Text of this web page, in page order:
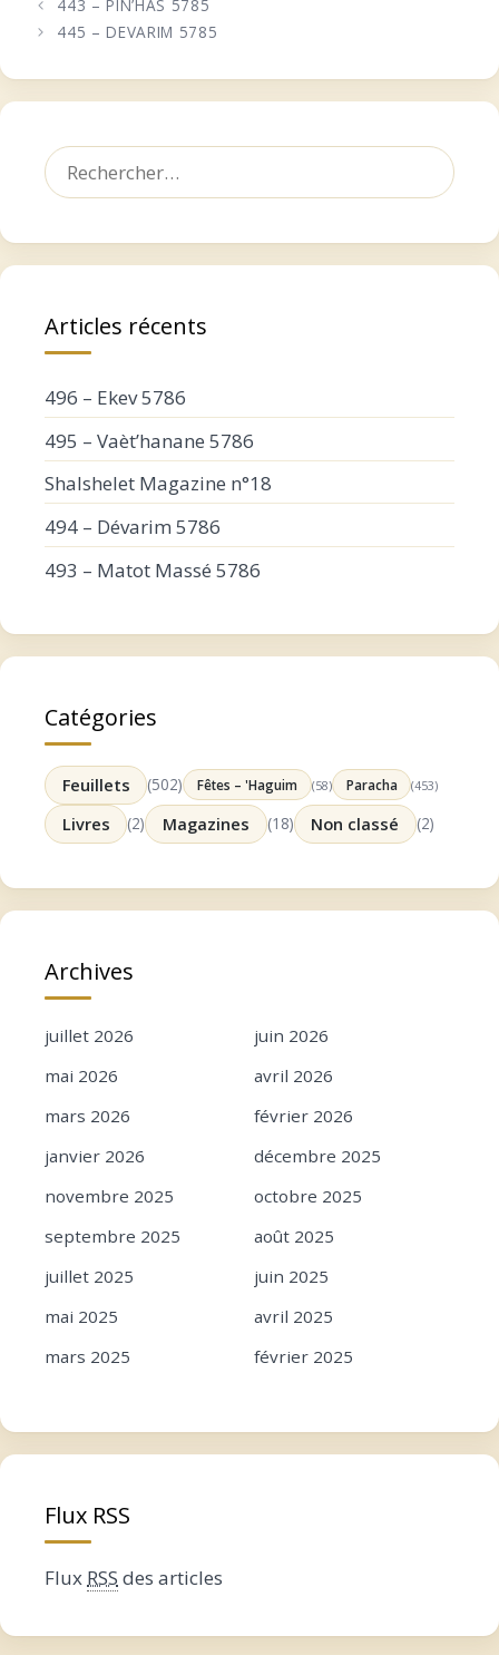
443 – PIN’HAS 5785
445 – DEVARIM 5785
Rechercher :
Articles récents
496 – Ekev 5786
495 – Vaèt’hanane 5786
Shalshelet Magazine n°18
494 – Dévarim 5786
493 – Matot Massé 5786
Catégories
Feuillets (502) Fêtes – 'Haguim (58) Paracha (453)
Livres (2) Magazines (18) Non classé (2)
Archives
juillet 2026
juin 2026
mai 2026
avril 2026
mars 2026
février 2026
janvier 2026
décembre 2025
novembre 2025
octobre 2025
septembre 2025
août 2025
juillet 2025
juin 2025
mai 2025
avril 2025
mars 2025
février 2025
novembre 2024
octobre 2024
juillet 2024
mars 2024
janvier 2024
décembre 2023
Flux RSS
Flux RSS des articles